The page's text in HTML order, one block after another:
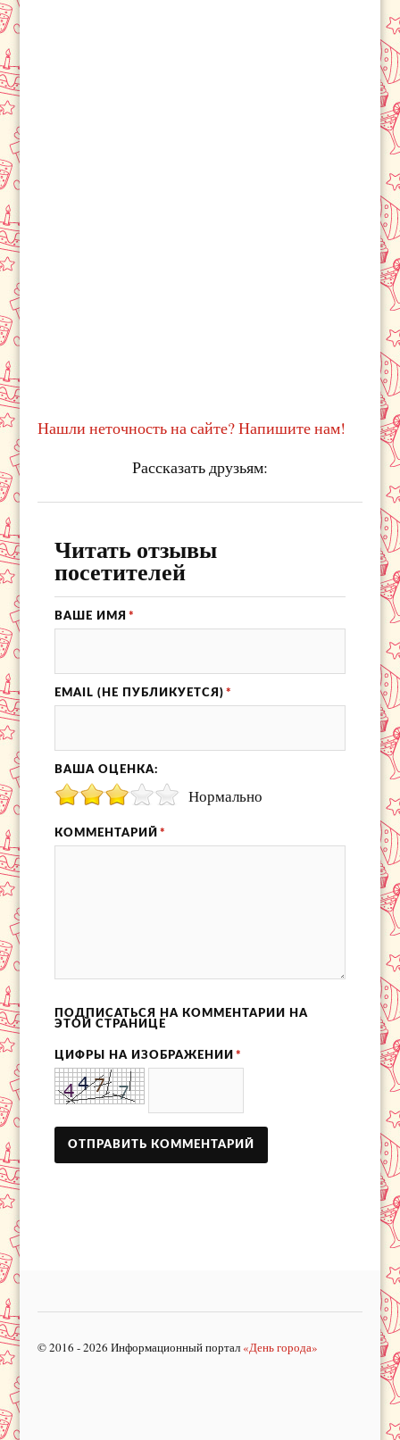
Нашли неточность на сайте? Напишите нам!
Рассказать друзьям:
Читать отзывы
посетителей
ВАШЕ ИМЯ *
EMAIL (НЕ ПУБЛИКУЕТСЯ) *
ВАША ОЦЕНКА:
Нормально
КОММЕНТАРИЙ *
ПОДПИСАТЬСЯ НА КОММЕНТАРИИ НА
ЭТОЙ СТРАНИЦЕ
ЦИФРЫ НА ИЗОБРАЖЕНИИ *
© 2016 - 2026 Информационный портал «День города»